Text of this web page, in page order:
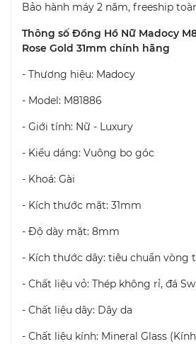
Bảo hành máy 2 năm, freeship
Thông số Đồng Hồ Nữ Madocy
Rose Gold 31mm chính hãng
- Thương hiệu: Madocy
- Model: M81886
- Giới tính: Nữ - Luxury
- Kiểu dáng: Vuông bo góc
- Khoá: Gài
- Kích thước mặt: 31mm
- Độ dày mặt: 8mm
- Kích thước dây: tiêu chuẩn vòng
- Chất liệu vỏ: Thép không rỉ, đá
- Chất liệu dây: Dây da
- Chất liệu kính: Mineral Glass